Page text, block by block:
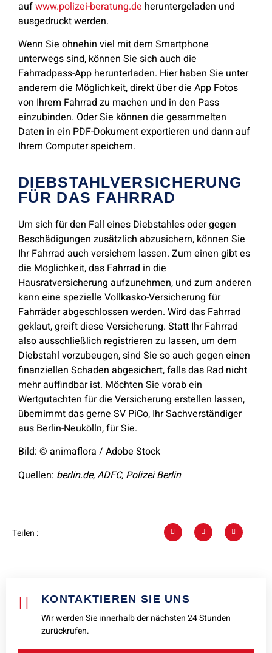
aufwww.polizei-beratung.de heruntergeladen und
ausgedruckt werden.
Wenn Sie ohnehin viel mit dem Smartphone
unterwegs sind, können Sie sich auch die
Fahrradpass-App herunterladen. Hier haben Sie unter
anderem die Möglichkeit, direkt über die App Fotos
von Ihrem Fahrrad zu machen und in den Pass
einzubinden. Oder Sie können die gesammelten
Daten in ein PDF-Dokument exportieren und dann auf
Ihrem Computer speichern.
DIEBSTAHLVERSICHERUNG
FÜR DAS FAHRRAD
Um sich für den Fall eines Diebstahles oder gegen
Beschädigungen zusätzlich abzusichern, können Sie
Ihr Fahrrad auch versichern lassen. Zum einen gibt es
die Möglichkeit, das Fahrrad in die
Hausratversicherung aufzunehmen, und zum anderen
kann eine spezielle Vollkasko-Versicherung für
Fahrräder abgeschlossen werden. Wird das Fahrrad
geklaut, greift diese Versicherung. Statt Ihr Fahrrad
also ausschließlich registrieren zu lassen, um dem
Diebstahl vorzubeugen, sind Sie so auch gegen einen
finanziellen Schaden abgesichert, falls das Rad nicht
mehr auffindbar ist. Möchten Sie vorab ein
Wertgutachten für die Versicherung erstellen lassen,
übernimmt das gerne SV PiCo, Ihr Sachverständiger
aus Berlin-Neukölln, für Sie.
Bild: © animaflora / Adobe Stock
Quellen: berlin.de, ADFC, Polizei Berlin
Teilen :
KONTAKTIEREN SIE UNS
Wir werden Sie innerhalb der nächsten 24 Stunden
zurückrufen.